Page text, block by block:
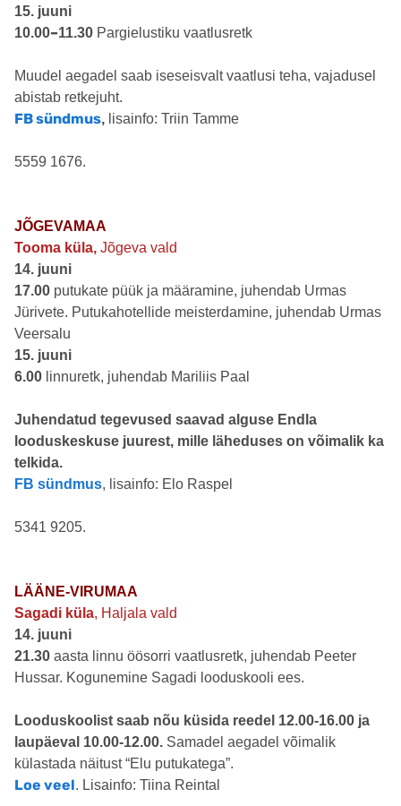
15. juuni
10.00–11.30 Pargielustiku vaatlusretk
Muudel aegadel saab iseseisvalt vaatlusi teha, vajadusel
abistab retkejuht.
FB sündmus, lisainfo: Triin Tamme
5559 1676.
JÕGEVAMAA
Tooma küla, Jõgeva vald
14. juuni
17.00 putukate püük ja määramine, juhendab Urmas
Jürivete. Putukahotellide meisterdamine, juhendab Urmas
Veersalu
15. juuni
6.00 linnuretk, juhendab Mariliis Paal
Juhendatud tegevused saavad alguse Endla
looduskeskuse juurest, mille läheduses on võimalik ka
telkida.
FB sündmus, lisainfo: Elo Raspel
5341 9205.
LÄÄNE-VIRUMAA
Sagadi küla, Haljala vald
14. juuni
21.30 aasta linnu öösorri vaatlusretk, juhendab Peeter
Hussar. Kogunemine Sagadi looduskooli ees.
Looduskoolist saab nõu küsida reedel 12.00-16.00 ja
laupäeval 10.00-12.00. Samadel aegadel võimalik
külastada näitust “Elu putukatega”.
Loe veel. Lisainfo: Tiina Reintal